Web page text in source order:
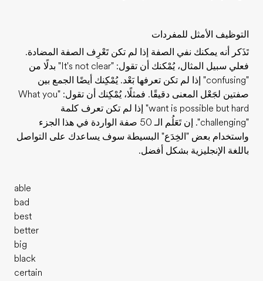
إنضم إلى الفريق
التوظيف الأمثل للمفردات
تَذَكر أنه يمكنك نفي الصفة إذا لم تكن تَعْرِف الصفة المضادة.
فعلي سبيل المثال، يُمْكنك أن تقول: "It's not clear" بدلًا من
"confusing" إذا لم تكن تعرفها بَعْد. يُمْكِنك أيضًا الجمع بين
صفتين لجَعْل المعنى دقيقًا. فمثلًا، يُمْكِنك أن تقول: "What you
want is possible but hard" إذا لم تكن تعرف كلمة
"challenging". إن تَعَلُم الـ 50 صفة الواردة في هذا الجزء
واستخدام بعض "الخِدَع" البسيطة سوف يساعدك على التواصل
باللغة الإنجليزية بشكل أفضل.
able
bad
best
better
big
black
certain